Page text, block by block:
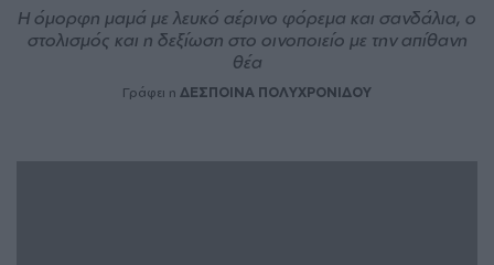
Η όμορφη μαμά με λευκό αέρινο φόρεμα και σανδάλια, ο
στολισμός και η δεξίωση στο οινοποιείο με την απίθανη
θέα
Γράφει η ΔΕΣΠΟΙΝΑ ΠΟΛΥΧΡΟΝΙΔΟΥ